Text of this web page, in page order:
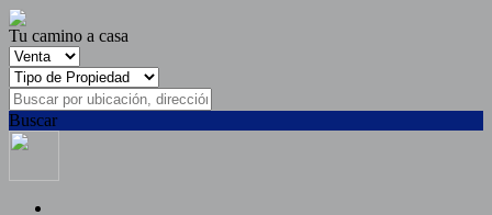
Tu camino a casa
Buscar